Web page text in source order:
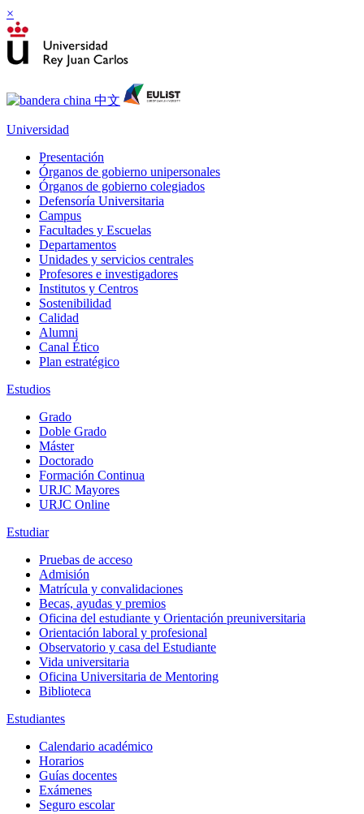
×
Universidad
Presentación
Órganos de gobierno unipersonales
Órganos de gobierno colegiados
Defensoría Universitaria
Campus
Facultades y Escuelas
Departamentos
Unidades y servicios centrales
Profesores e investigadores
Institutos y Centros
Sostenibilidad
Calidad
Alumni
Canal Ético
Plan estratégico
Estudios
Grado
Doble Grado
Máster
Doctorado
Formación Continua
URJC Mayores
URJC Online
Estudiar
Pruebas de acceso
Admisión
Matrícula y convalidaciones
Becas, ayudas y premios
Oficina del estudiante y Orientación preuniversitaria
Orientación laboral y profesional
Observatorio y casa del Estudiante
Vida universitaria
Oficina Universitaria de Mentoring
Biblioteca
Estudiantes
Calendario académico
Horarios
Guías docentes
Exámenes
Seguro escolar